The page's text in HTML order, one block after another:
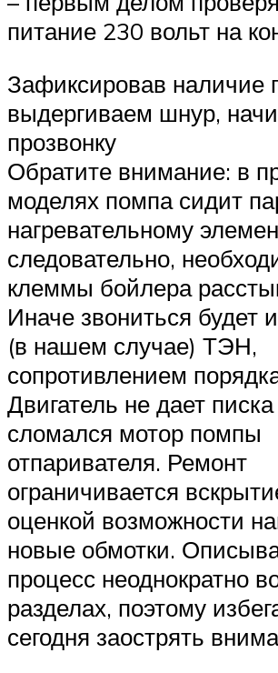
питание 230 вольт на
Зафиксировав наличие
выдергиваем шнур,
прозвонку
Обратите внимание: в
моделях помпа сидит
нагревательному
следовательно,
клеммы бойлера
Иначе звониться будет
(в нашем случае) ТЭН,
сопротивлением
Двигатель не дает
сломался мотор помпы
отпаривателя. Ремонт
ограничивается
оценкой возможности
новые обмотки.
процесс неоднократно
разделах, поэтому
сегодня заострять